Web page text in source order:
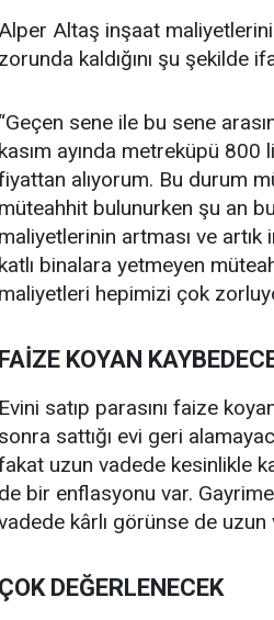
Alper Altaş inşaat
zorunda kaldığını şu şekilde
“Geçen sene ile bu sene
kasım ayında metreküpü
alıyorum. Bu durum
müteahhit bulunurken şu an
maliyetlerinin artması ve
katlı binalara yetmeyen
maliyetleri hepimizi çok
FAİZE KOYAN
Evini satıp parasını faize
sonra sattığı evi geri
uzun vadede kesinlikle
de bir enflasyonu var.
kârlı görünse de
ÇOK DEĞERLENECEK